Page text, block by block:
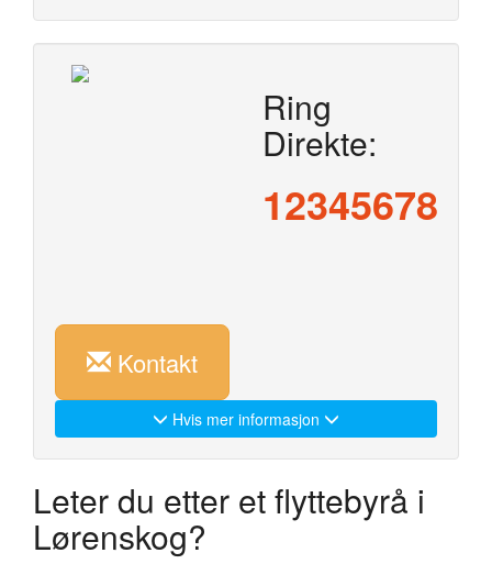
Ring
Direkte:
12345678
Kontakt
Hvis mer informasjon
Leter du etter et flyttebyrå i
Lørenskog?